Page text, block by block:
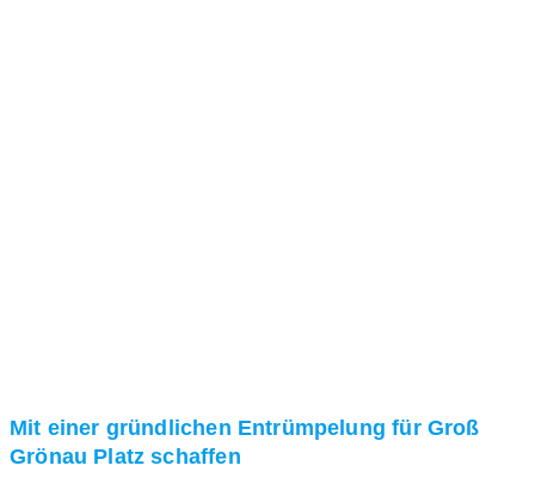
Mit einer gründlichen Entrümpelung für Groß
Grönau Platz schaffen